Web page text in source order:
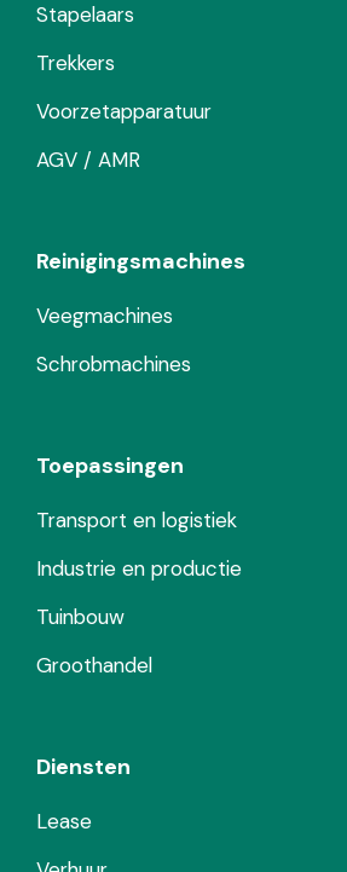
Stapelaars
Trekkers
Voorzetapparatuur
AGV / AMR
Reinigingsmachines
Veegmachines
Schrobmachines
Toepassingen
Transport en logistiek
Industrie en productie
Tuinbouw
Groothandel
Diensten
Lease